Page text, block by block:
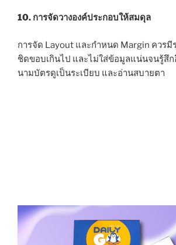
10. การจัดวางองค์ประกอบให้สมดุล
การจัด Layout และกำหนด Margin ควรมี
ชิดขอบเกินไป และไม่ใส่ข้อมูลแน่นจนรู้สึก
นามบัตรดูเป็นระเบียบ และอ่านสบายตา